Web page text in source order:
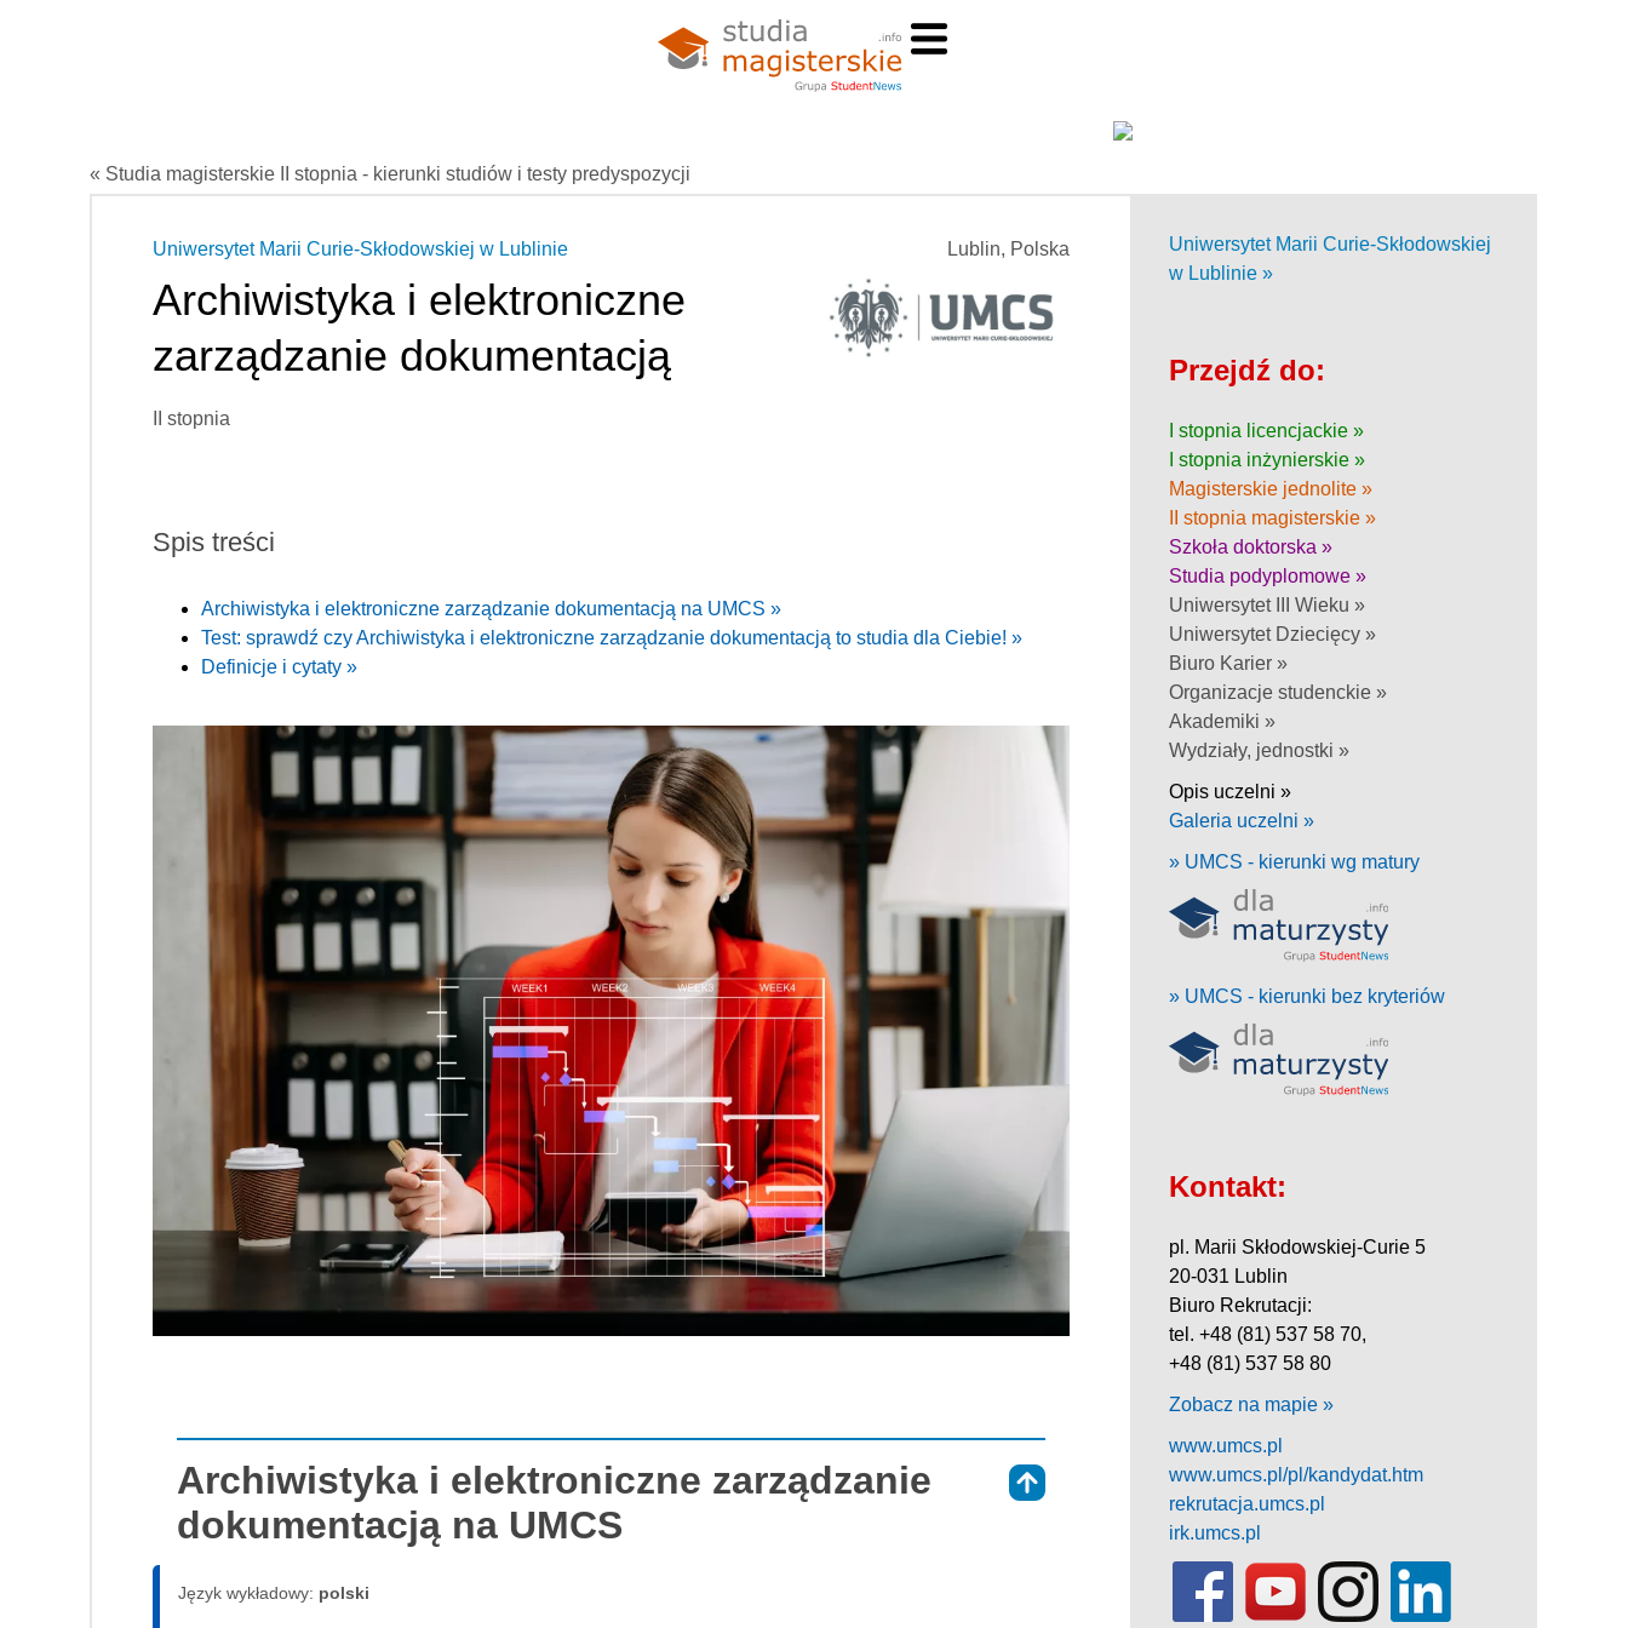
« Studia magisterskie II stopnia - kierunki studiów i testy predyspozycji
Lublin, Polska
Uniwersytet Marii Curie-Skłodowskiej w Lublinie
Archiwistyka i elektroniczne
zarządzanie dokumentacją
II stopnia
Spis treści
Archiwistyka i elektroniczne zarządzanie dokumentacją na UMCS »
Test: sprawdź czy Archiwistyka i elektroniczne zarządzanie dokumentacją to studia dla Ciebie! »
Definicje i cytaty »
Archiwistyka i elektroniczne zarządzanie
dokumentacją na UMCS
Język wykładowy: polski
Uniwersytet Marii Curie-Skłodowskiej
w Lublinie »
Przejdź do:
I stopnia licencjackie »
I stopnia inżynierskie »
Magisterskie jednolite »
II stopnia magisterskie »
Szkoła doktorska »
Studia podyplomowe »
Uniwersytet III Wieku »
Uniwersytet Dziecięcy »
Biuro Karier »
Organizacje studenckie »
Akademiki »
Wydziały, jednostki »
Opis uczelni »
Galeria uczelni »
» UMCS - kierunki wg matury
» UMCS - kierunki bez kryteriów
Kontakt:
pl. Marii Skłodowskiej-Curie 5
20-031 Lublin
Biuro Rekrutacji:
tel. +48 (81) 537 58 70,
+48 (81) 537 58 80
Zobacz na mapie »
www.umcs.pl
www.umcs.pl/pl/kandydat.htm
rekrutacja.umcs.pl
irk.umcs.pl